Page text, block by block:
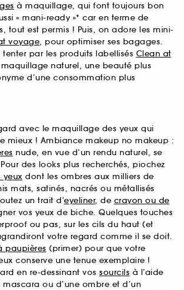
à maquillage, qui font toujours bon
« mani-ready »* car en terme de
tout est permis ! Puis, on adore les mini-
voyage, pour optimiser ses bagages.
tenter par les produits labellisés Clean at
naturel, une beauté plus
d’une consommation plus
avec le maquillage des yeux qui
mieux ! Ambiance makeup no makeup :
nude, en vue d’un rendu naturel, se
des looks plus recherchés, piochez
yeux dont les ombres aux milliers de
mats, satinés, nacrés ou métallisés
un trait d’eyeliner, de crayon ou de
vos yeux de biche. Quelques touches
ou pas, sur les cils du haut (et
votre regard comme il se doit.
paupières (primer) pour que votre
conserve une tenue exemplaire !
en re-dessinant vos sourcils à l’aide
mascara ou d’une ombre et d’un